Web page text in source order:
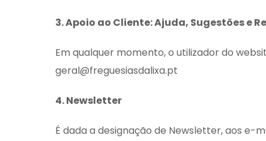
3. Apoio ao Cliente: Ajuda, Sugestões e
Em qualquer momento, o utilizador do
geral@freguesiasdalixa.pt
4. Newsletter
É dada a designação de Newsletter, aos